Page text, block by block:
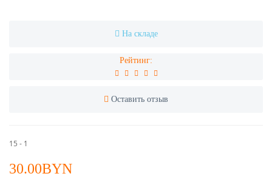
На складе
Рейтинг:
Оставить отзыв
15 - 1
30.00BYN